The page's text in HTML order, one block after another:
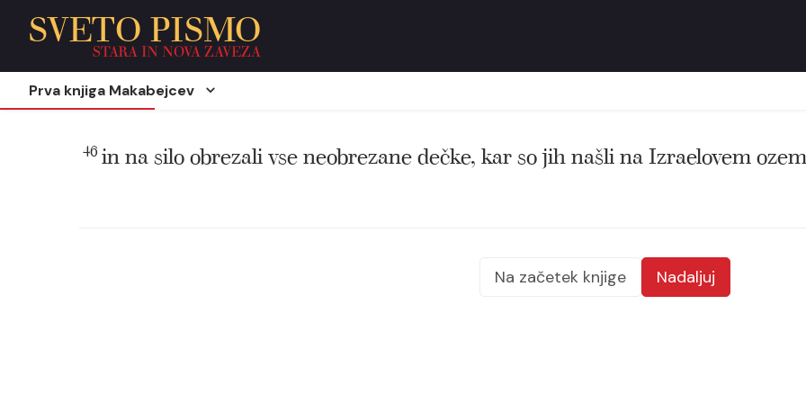
SVETO PISMO
STARA IN NOVA ZAVEZA
Prva knjiga Makabejcev
46 in na silo obrezali vse neobrezane dečke, kar so jih našli na Izraelovem
Na začetek knjige Nadaljuj